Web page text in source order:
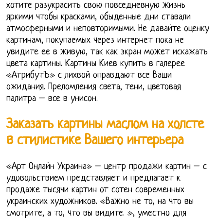
хотите разукрасить свою повседневную жизнь
яркими чтобы красками, обыденные дни ставали
атмосферными и неповторимыми. Не давайте оценку
картинам, покупаемых через интернет пока не
увидите ее в живую, так как экран может искажать
цвета картины. Картины Киев купить в галерее
«АтрибутЪ» с лихвой оправдают все Ваши
ожидания. Преломления света, тени, цветовая
палитра – все в унисон.
Заказать картины маслом на холсте
в стилистике Вашего интерьера
«Арт Онлайн Украина» – центр продажи картин – с
удовольствием представляет и предлагает к
продаже тысячи картин от сотен современных
украинских художников. «Важно не то, на что вы
смотрите, а то, что вы видите. », уместно для